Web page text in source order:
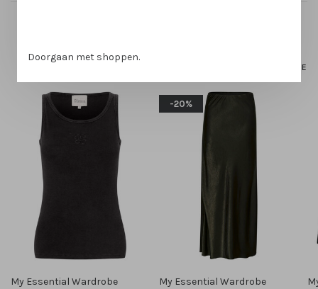
HOMEPAGE
My Essential Wardrobe
-20%
My Essential Wardrobe
Doorgaan met shoppen.